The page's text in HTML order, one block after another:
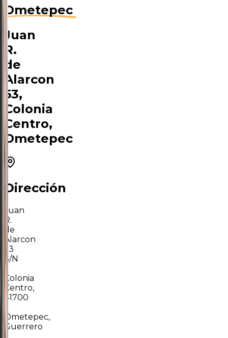
Ometepec
Juan
R.
de
Alarcon
53,
Colonia
Centro,
Ometepec
Dirección
Juan
R.
de
Alarcon
53
S/N
Colonia
Centro,
41700
Ometepec,
Guerrero